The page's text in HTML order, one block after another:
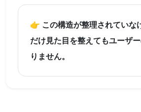
👉 この構造が整理されていな
だけ見た目を整えてもユーザ
りません。